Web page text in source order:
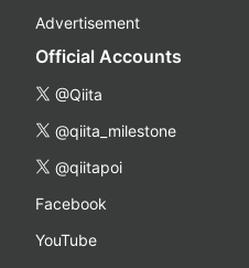
Advertisement
Official Accounts
@Qiita
@qiita_milestone
@qiitapoi
Facebook
YouTube